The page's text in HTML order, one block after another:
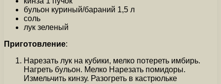
бульон куриный/бараний 1,5 л
соль
лук зеленый
Приготовление:
Нарезать лук на кубики, мелко потереть имбирь.
Нагреть бульон. Мелко Нарезать помидоры.
Измельчить кинзу. Разогреть в кастрюльке